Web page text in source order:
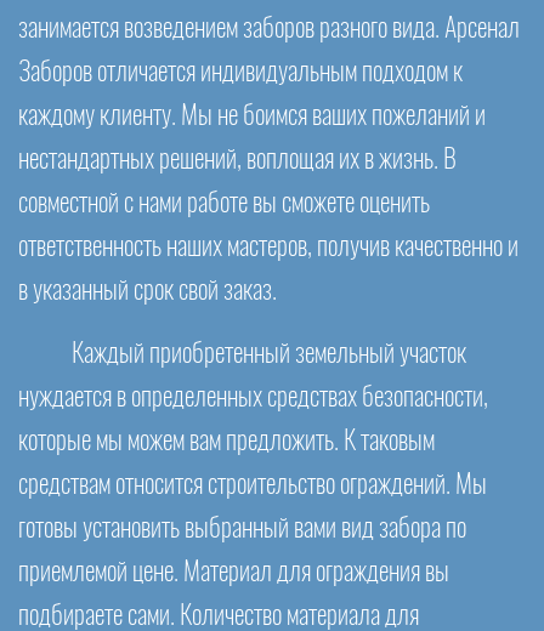
занимается возведением заборов разного вида. Арсенал
Заборов отличается индивидуальным подходом к
каждому клиенту. Мы не боимся ваших пожеланий и
нестандартных решений, воплощая их в жизнь. В
совместной с нами работе вы сможете оценить
ответственность наших мастеров, получив качественно и
в указанный срок свой заказ.
Каждый приобретенный земельный участок
нуждается в определенных средствах безопасности,
которые мы можем вам предложить. К таковым
средствам относится строительство ограждений. Мы
готовы установить выбранный вами вид забора по
приемлемой цене. Материал для ограждения вы
подбираете сами. Количество материала для